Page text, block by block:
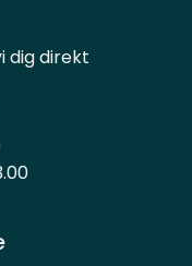
dig direkt